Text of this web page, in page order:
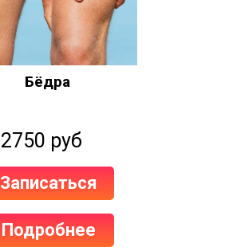
Бёдра
2750 руб
Записаться
Подробнее